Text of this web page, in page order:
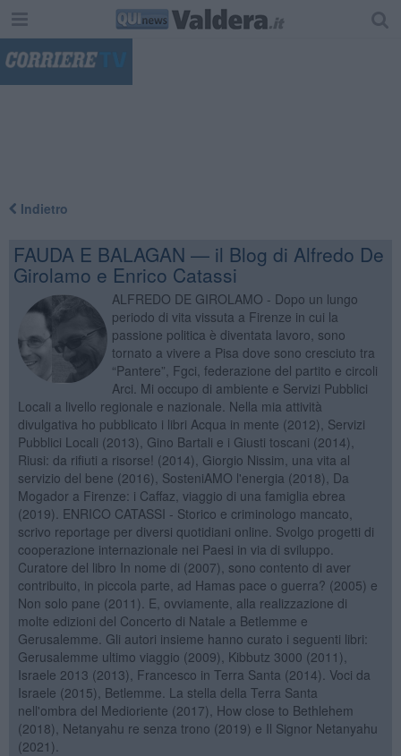
Indietro
FAUDA E BALAGAN — il Blog di Alfredo De
Girolamo e Enrico Catassi
ALFREDO DE GIROLAMO - Dopo un lungo
periodo di vita vissuta a Firenze in cui la
passione politica è diventata lavoro, sono
tornato a vivere a Pisa dove sono cresciuto tra
“Pantere”, Fgci, federazione del partito e circoli
Arci. Mi occupo di ambiente e Servizi Pubblici
Locali a livello regionale e nazionale. Nella mia attività
divulgativa ho pubblicato i libri Acqua in mente (2012), Servizi
Pubblici Locali (2013), Gino Bartali e i Giusti toscani (2014),
Riusi: da rifiuti a risorse! (2014), Giorgio Nissim, una vita al
servizio del bene (2016), SosteniAMO l'energia (2018), Da
Mogador a Firenze: i Caffaz, viaggio di una famiglia ebrea
(2019). ENRICO CATASSI - Storico e criminologo mancato,
scrivo reportage per diversi quotidiani online. Svolgo progetti di
cooperazione internazionale nei Paesi in via di sviluppo.
Curatore del libro In nome di (2007), sono contento di aver
contribuito, in piccola parte, ad Hamas pace o guerra? (2005) e
Non solo pane (2011). E, ovviamente, alla realizzazione di
molte edizioni del Concerto di Natale a Betlemme e
Gerusalemme. Gli autori insieme hanno curato i seguenti libri:
Gerusalemme ultimo viaggio (2009), Kibbutz 3000 (2011),
Israele 2013 (2013), Francesco in Terra Santa (2014). Voci da
Israele (2015), Betlemme. La stella della Terra Santa
nell'ombra del Medioriente (2017), How close to Bethlehem
(2018), Netanyahu re senza trono (2019) e Il Signor Netanyahu
(2021).